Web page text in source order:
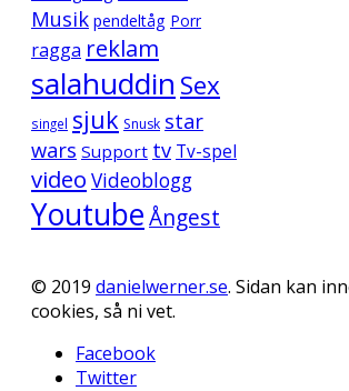
Musik pendeltåg Porr
ragga reklam
salahuddin Sex
singel sjuk Snusk star
wars Support tv Tv-spel
video Videoblogg
YoutubeÅngest
© 2019 danielwerner.se. Sidan kan
cookies, så ni vet.
Facebook
Twitter